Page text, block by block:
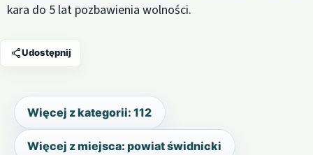
kara do 5 lat pozbawienia wolności.
Udostępnij
Więcej z kategorii: 112
Więcej z miejsca: powiat świdnicki